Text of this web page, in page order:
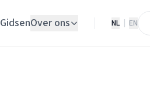
GidsenOver ons NL EN